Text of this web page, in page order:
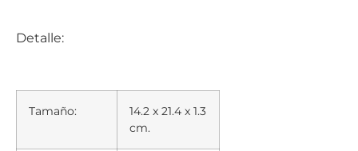
Detalle:
Tamaño:
14.2 x 21.4 x 1.3
cm.